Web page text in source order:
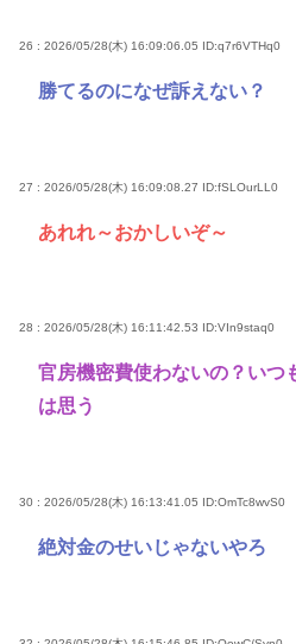
26 : 2026/05/28(木) 16:09:06.05 ID:q7r6VTHq0
勝てるのになぜ訴えない？
27 : 2026/05/28(木) 16:09:08.27 ID:fSLOurLL0
あれれ～おかしいぞ～
28 : 2026/05/28(木) 16:11:42.53 ID:VIn9staq0
官房機密費使わないの？いつ
は思う
30 : 2026/05/28(木) 16:13:41.05 ID:OmTc8wvS0
絶対金のせいじゃないやろ